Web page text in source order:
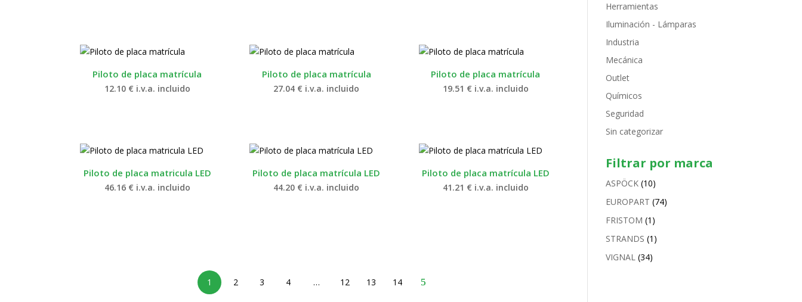
Piloto de placa matrícula
12.10 € i.v.a. incluido
Piloto de placa matrícula
27.04 € i.v.a. incluido
Piloto de placa matrícula
19.51 € i.v.a. incluido
Piloto de placa matricula LED
46.16 € i.v.a. incluido
Piloto de placa matrícula LED
44.20 € i.v.a. incluido
Piloto de placa matrícula LED
41.21 € i.v.a. incluido
1 2 3 4 … 12 13 14
Herramientas
Iluminación - Lámparas
Industria
Mecánica
Outlet
Químicos
Seguridad
Sin categorizar
Filtrar por marca
ASPÖCK (10)
EUROPART (74)
FRISTOM (1)
STRANDS (1)
VIGNAL (34)